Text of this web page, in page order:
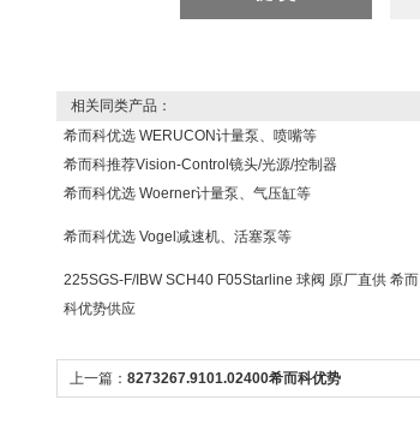
相关同类产品：
希而科优选 WERUCON计量泵、喷嘴等
希而科推荐Vision-Control镜头/光源/控制器
希而科优选 Woerner计量泵、气压缸等
希而科优选 Vogel减速机、活塞泵等
225SGS-F/IBW SCH40 F05Starline 球阀 原厂直供 希而
科优势供应
上一篇： 8273267.9101.02400希而科优势